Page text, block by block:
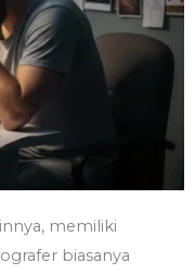
memiliki
biasanya